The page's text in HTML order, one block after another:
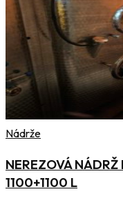
Nádrže
NEREZOVÁ
1100+1100 L